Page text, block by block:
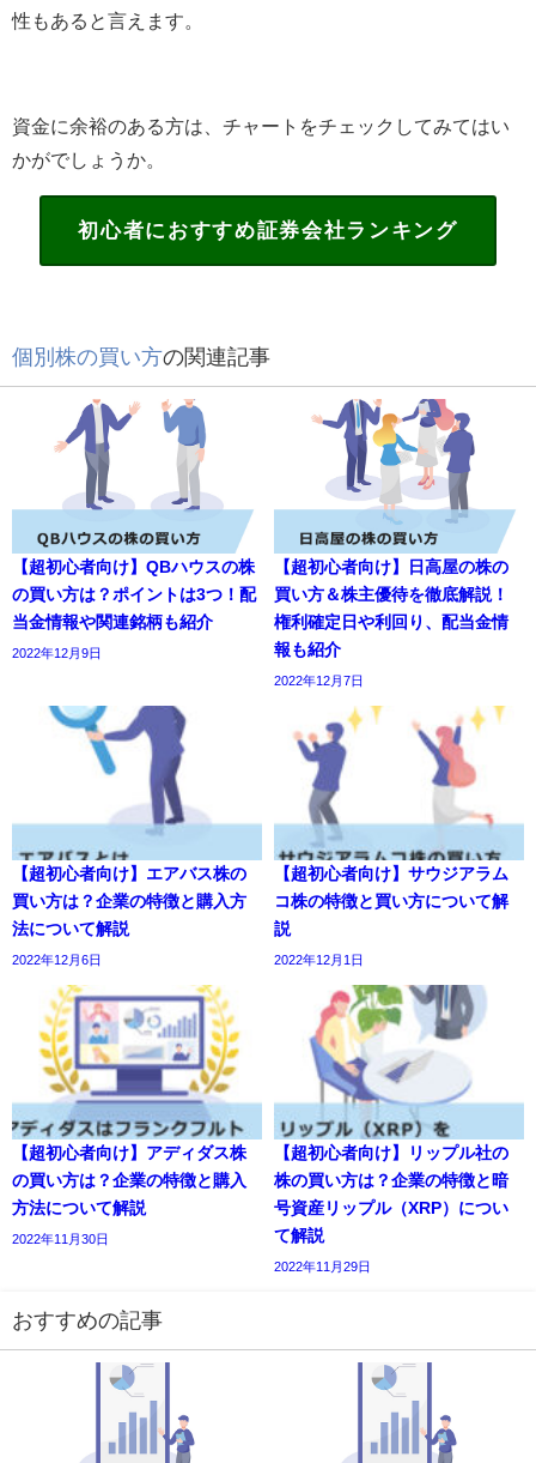
性もあると言えます。
資金に余裕のある方は、チャートをチェックしてみてはい
かがでしょうか。
初心者におすすめ証券会社ランキング
個別株の買い方の関連記事
【超初心者向け】QBハウスの株
の買い方は？ポイントは3つ！配
当金情報や関連銘柄も紹介
2022年12月9日
【超初心者向け】日高屋の株の
買い方＆株主優待を徹底解説！
権利確定日や利回り、配当金情
報も紹介
2022年12月7日
【超初心者向け】エアバス株の
買い方は？企業の特徴と購入方
法について解説
2022年12月6日
【超初心者向け】サウジアラム
コ株の特徴と買い方について解
説
2022年12月1日
【超初心者向け】アディダス株
の買い方は？企業の特徴と購入
方法について解説
2022年11月30日
【超初心者向け】リップル社の
株の買い方は？企業の特徴と暗
号資産リップル（XRP）につい
て解説
2022年11月29日
おすすめの記事